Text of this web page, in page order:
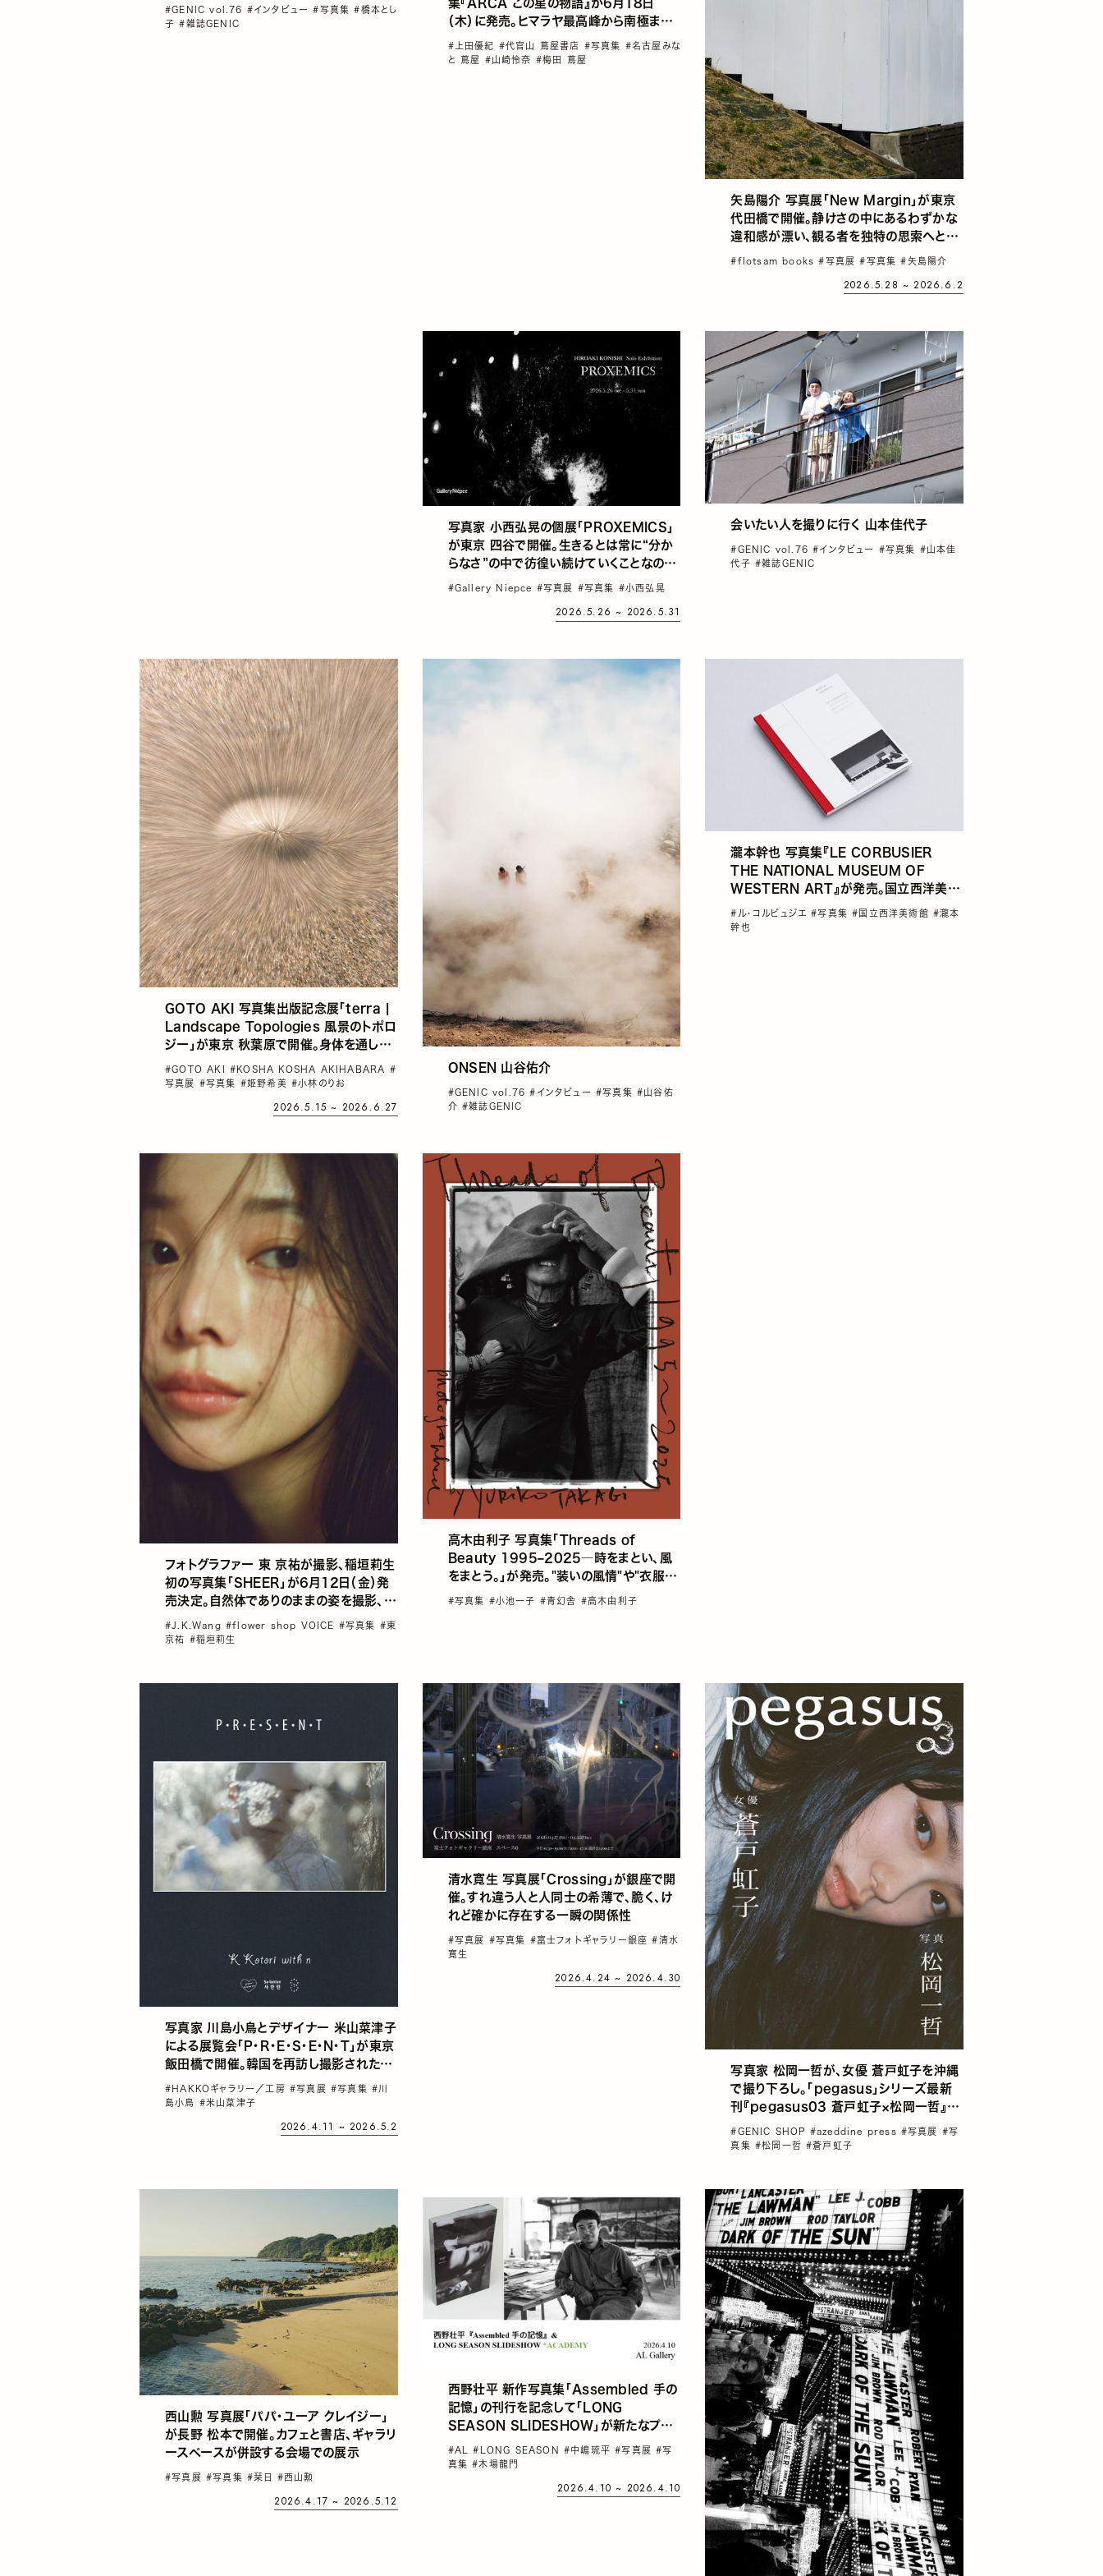
#GENIC vol.76 #インタビュー#写真集#橋本とし
子#雑誌GENIC
集『ARCA この星の物語』が6月18日
（木）に発売。ヒマラヤ最高峰から南極まで、
私たちが生きる星はこんなにも美しい
#上田優紀 #代官山 蔦屋書店 #写真集 #名古屋みな
と 蔦屋 #山崎怜奈 #梅田 蔦屋
矢島陽介 写真展「New Margin」が東京
代田橋で開催。静けさの中にあるわずかな
違和感が漂い、観る者を独特の思索へと導
く
#flotsam books#写真展#写真集#矢島陽介
2026.5.28 ~ 2026.6.2
写真家 小西弘晃の個展「PROXEMICS」
が東京 四谷で開催。生きるとは常に“分か
らなさ”の中で彷徨い続けていくことなのか
もしれない
#Gallery Niepce #写真展 #写真集 #小西弘晃
2026.5.26 ~ 2026.5.31
会いたい人を撮りに行く 山本佳代子
#GENIC vol.76#インタビュー #写真集 #山本佳
代子 #雑誌GENIC
GOTO AKI 写真集出版記念展「terra |
Landscape Topologies 風景のトポロ
ジー」が東京 秋葉原で開催。身体を通し
#GOTO AKI #KOSHA KOSHA AKIHABARA #
写真展 #写真集 #姫野希美 #小林のりお
2026.5.15 ~ 2026.6.27
ONSEN 山谷佑介
#GENIC vol.76#インタビュー#写真集#山谷佑
介#雑誌GENIC
瀧本幹也 写真集『LE CORBUSIER
THE NATIONAL MUSEUM OF
WESTERN ART』が発売。国立西洋美術
館の世界遺産登録10周年を記念して
#ル・コルビュジエ#写真集#国立西洋美術館#瀧本
幹也
フォトグラファー 東 京祐が撮影、稲垣莉生
初の写真集「SHEER」が6月12日（金）発
売決定。自然体でありのままの姿を撮影、発
#J.K.Wang #flower shop VOICE #写真集 #東
京祐 #稲垣莉生
高木由利子 写真集「Threads of
Beauty 1995–2025―時をまとい、風
をまとう。」が発売。"装いの風情"や"衣服の
原点"を捉え、現代の美意識や生き方を見つ
#写真集 #小池一子 #青幻舎 #高木由利子
写真家 川島小鳥とデザイナー 米山菜津子
による展覧会「P・R・E・S・E・N・T」が東京
飯田橋で開催。韓国を再訪し撮影された
『サランラン』の後日譚
#HAKKOギャラリー／工房 #写真展 #写真集 #川
島小鳥 #米山菜津子
2026.4.11 ~ 2026.5.2
清水寛生 写真展「Crossing」が銀座で開
催。すれ違う人と人同士の希薄で、脆く、け
れど確かに存在する一瞬の関係性
#写真展 #写真集 #富士フォトギャラリー銀座#清水
寛生
2026.4.24 ~ 2026.4.30
写真家 松岡一哲が、女優 蒼戸虹子を沖縄
で撮り下ろし。「pegasus」シリーズ最新
刊『pegasus03 蒼戸虹子×松岡一哲』が
2026年4月22日（水）に発売、銀座 蔦屋
書店にて刊行記念フェアも開催
#GENIC SHOP #azeddine press #写真展 #写
真集 #松岡一哲#蒼戸虹子
西山勲 写真展「パパ・ユーア クレイジー」
が長野 松本で開催。カフェと書店、ギャラリ
ースペースが併設する会場での展示
#写真展 #写真集 #栞日 #西山勲
2026.4.17 ~ 2026.5.12
西野壮平 新作写真集「Assembled 手の
記憶」の刊行を記念して「LONG
SEASON SLIDESHOW」が新たなプレ
ゼンテーション「*ACADEMY」を開催
#AL#LONG SEASON#中嶋琉平#写真展#写
真集#木場龍門
2026.4.10 ~ 2026.4.10